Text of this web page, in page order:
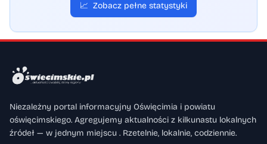
📈 Zobacz pełne statystyki
Niezależny portal informacyjny Oświęcimia i powiatu
oświęcimskiego. Agregujemy aktualności z kilkunastu lokalnych
źródeł — w jednym miejscu . Rzetelnie, lokalnie, codziennie.